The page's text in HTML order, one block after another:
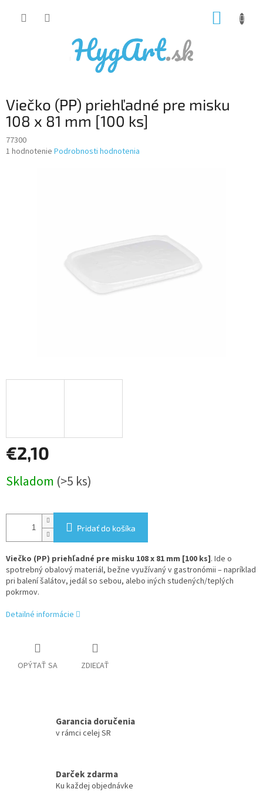
Viečko (PP) priehľadné pre misku
108 x 81 mm [100 ks]
77300
Priemerné
1 hodnotenie Podrobnosti hodnotenia
€2,10
cena:
Skladom (>5 ks)
Pridať do košíka
Viečko (PP) priehľadné pre misku 108 x 81 mm [100 ks]. Ide o
spotrebný obalový materiál, bežne využívaný v gastronómii – napríklad
pri balení šalátov, jedál so sebou, alebo iných studených/teplých
pokrmov.
Detailné informácie
OPÝTAŤ SA ZDIEĽAŤ
Garancia doručenia
v rámci celej SR
Darček zdarma
Ku každej objednávke